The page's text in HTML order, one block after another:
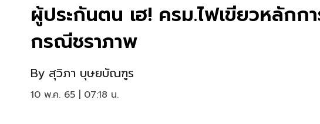
ผู้ประกันตน เฮ! ครม.ไฟเขียวหลักก
กรณีชราภาพ
By สุวิภา บุษยบัณฑูร
10 พ.ค. 65 | 07:18 น.